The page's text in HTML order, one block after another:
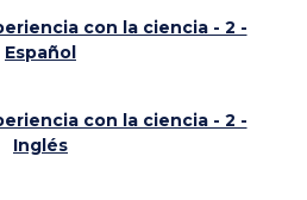
con la ciencia - 2 -
Español
con la ciencia - 2 -
Inglés